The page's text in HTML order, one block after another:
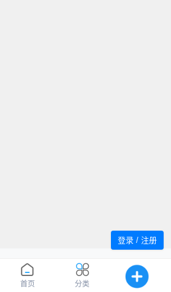
首页 分类
登录 / 注册
追风者论坛 Powered by WindMC
备20220059号
1037130